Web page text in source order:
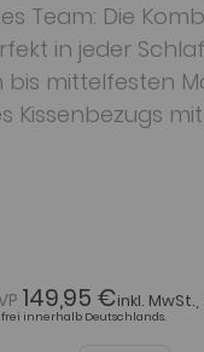
Team: Die
in jeder
bis mittelfesten
Kissenbezugs
149,95 €inkl. MwSt.,
innerhalb Deutschlands.